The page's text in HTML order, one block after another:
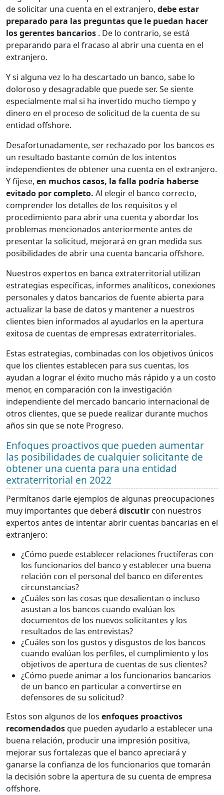
de solicitar una cuenta en el extranjero, debe estar
preparado para las preguntas que le puedan hacer
los gerentes bancarios . De lo contrario, se está
preparando para el fracaso al abrir una cuenta en el
extranjero.
Y si alguna vez lo ha descartado un banco, sabe lo
doloroso y desagradable que puede ser. Se siente
especialmente mal si ha invertido mucho tiempo y
dinero en el proceso de solicitud de la cuenta de su
entidad offshore.
Desafortunadamente, ser rechazado por los bancos es
un resultado bastante común de los intentos
independientes de obtener una cuenta en el extranjero.
Y fíjese, en muchos casos, la falla podría haberse
evitado por completo. Al elegir el banco correcto,
comprender los detalles de los requisitos y el
procedimiento para abrir una cuenta y abordar los
problemas mencionados anteriormente antes de
presentar la solicitud, mejorará en gran medida sus
posibilidades de abrir una cuenta bancaria offshore.
Nuestros expertos en banca extraterritorial utilizan
estrategias específicas, informes analíticos, conexiones
personales y datos bancarios de fuente abierta para
actualizar la base de datos y mantener a nuestros
clientes bien informados al ayudarlos en la apertura
exitosa de cuentas de empresas extraterritoriales.
Estas estrategias, combinadas con los objetivos únicos
que los clientes establecen para sus cuentas, los
ayudan a lograr el éxito mucho más rápido y a un costo
menor, en comparación con la investigación
independiente del mercado bancario internacional de
otros clientes, que se puede realizar durante muchos
años sin que se note Progreso.
Enfoques proactivos que pueden aumentar
las posibilidades de cualquier solicitante de
obtener una cuenta para una entidad
extraterritorial en 2022
Permítanos darle ejemplos de algunas preocupaciones
muy importantes que deberá discutir con nuestros
expertos antes de intentar abrir cuentas bancarias en el
extranjero:
¿Cómo puede establecer relaciones fructíferas con
los funcionarios del banco y establecer una buena
relación con el personal del banco en diferentes
circunstancias?
¿Cuáles son las cosas que desalientan o incluso
asustan a los bancos cuando evalúan los
documentos de los nuevos solicitantes y los
resultados de las entrevistas?
¿Cuáles son los gustos y disgustos de los bancos
cuando evalúan los perfiles, el cumplimiento y los
objetivos de apertura de cuentas de sus clientes?
¿Cómo puede animar a los funcionarios bancarios
de un banco en particular a convertirse en
defensores de su solicitud?
Estos son algunos de los enfoques proactivos
recomendadosque pueden ayudarlo a establecer una
buena relación, producir una impresión positiva,
mejorar sus fortalezas que el banco apreciará y
ganarse la confianza de los funcionarios que tomarán
la decisión sobre la apertura de su cuenta de empresa
offshore.